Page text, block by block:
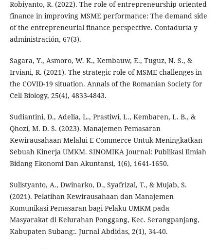
Robiyanto, R. (2022). The role of entrepreneurship oriented
finance in improving MSME performance: The demand side
of the entrepreneurial finance perspective. Contaduría y
administración, 67(3).
Sagara, Y., Asmoro, W. K., Kembauw, E., Tuguz, N. S., &
Irviani, R. (2021). The strategic role of MSME challenges in
the COVID-19 situation. Annals of the Romanian Society for
Cell Biology, 25(4), 4833-4843.
Sudiantini, D., Adelia, L., Prastiwi, L., Kembaren, L. B., &
Qhozi, M. D. S. (2023). Manajemen Pemasaran
Kewirausahaan Melalui E-Commerce Untuk Meningkatkan
Sebuah Kinerja UMKM. SINOMIKA Journal: Publikasi Ilmiah
Bidang Ekonomi Dan Akuntansi, 1(6), 1641-1650.
Sulistyanto, A., Dwinarko, D., Syafrizal, T., & Mujab, S.
(2021). Pelatihan Kewirausahaan dan Manajemen
Komunikasi Pemasaran bagi Pelaku UMKM pada
Masyarakat di Kelurahan Ponggang, Kec. Serangpanjang,
Kabupaten Subang:. Jurnal Abdidas, 2(1), 34-40.